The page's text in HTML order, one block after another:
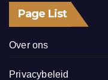
Page List
Over ons
Privacybeleid